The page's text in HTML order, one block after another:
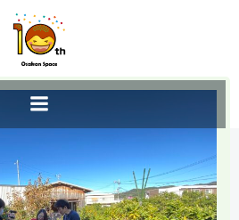
ン
テ
ツ
へ
ッ
プ